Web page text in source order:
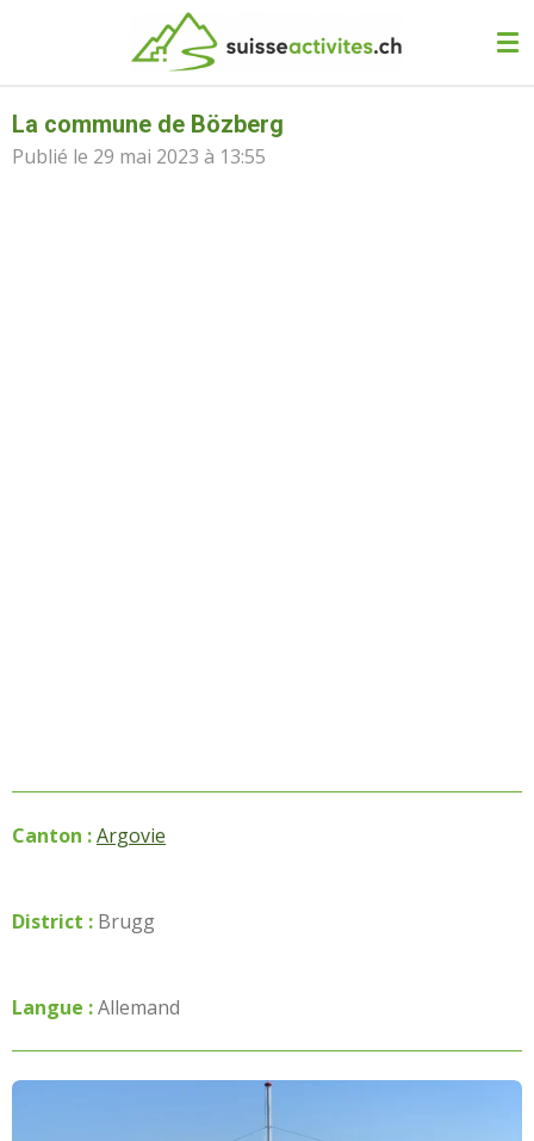
principal
La commune de Bözberg
Publié le 29 mai 2023 à 13:55
Canton :Argovie
District : Brugg
Langue :Allemand